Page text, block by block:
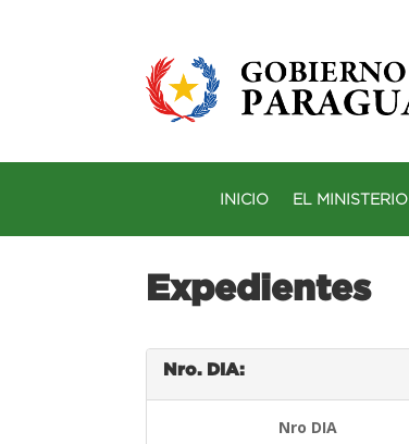
INICIO EL MINISTERIO
Expedientes
Nro. DIA:
Nro DIA